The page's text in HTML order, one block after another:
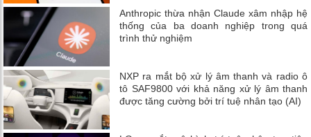
Anthropic thừa nhận Claude xâm nhập hệ
thống của ba doanh nghiệp trong quá
trình thử nghiệm
NXP ra mắt bộ xử lý âm thanh và radio ô
tô SAF9800 với khả năng xử lý âm thanh
được tăng cường bởi trí tuệ nhân tạo (AI)